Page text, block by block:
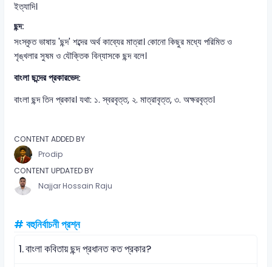
ইত্যাদি।
ছন্দ:
সংস্কৃত ভাষায় 'ছন্দ' শব্দের অর্থ কাব্যের মাত্রা। কোনো কিছুর মধ্যে পরিমিত ও
শৃঙ্খলার সুষম ও যৌক্তিক বিন্যাসকে ছন্দ বলে।
বাংলা ছন্দের প্রকারভেদ:
বাংলা ছন্দ তিন প্রকার। যথা: ১. স্বরবৃত্ত, ২. মাত্রাবৃত্ত, ৩. অক্ষরবৃত্ত।
CONTENT ADDED BY
Prodip
CONTENT UPDATED BY
Najjar Hossain Raju
# বহুনির্বাচনী প্রশ্ন
1.বাংলা কবিতায় ছন্দ প্রধানত কত প্রকার?